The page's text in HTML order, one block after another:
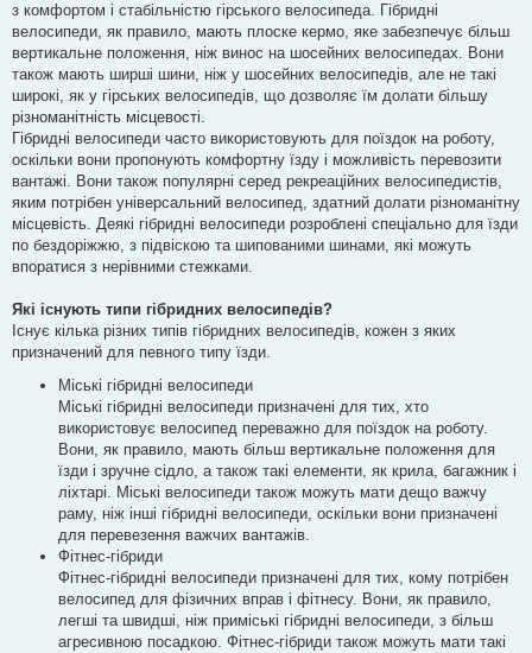
з комфортом і стабільністю гірського велосипеда. Гібридні
велосипеди, як правило, мають плоске кермо, яке забезпечує більш
вертикальне положення, ніж винос на шосейних велосипедах. Вони
також мають ширші шини, ніж у шосейних велосипедів, але не такі
широкі, як у гірських велосипедів, що дозволяє їм долати більшу
різноманітність місцевості.
Гібридні велосипеди часто використовують для поїздок на роботу,
оскільки вони пропонують комфортну їзду і можливість перевозити
вантажі. Вони також популярні серед рекреаційних велосипедистів,
яким потрібен універсальний велосипед, здатний долати різноманітну
місцевість. Деякі гібридні велосипеди розроблені спеціально для їзди
по бездоріжжю, з підвіскою та шипованими шинами, які можуть
впоратися з нерівними стежками.
Які існують типи гібридних велосипедів?
Існує кілька різних типів гібридних велосипедів, кожен з яких
призначений для певного типу їзди.
Міські гібридні велосипеди
Міські гібридні велосипеди призначені для тих, хто
використовує велосипед переважно для поїздок на роботу.
Вони, як правило, мають більш вертикальне положення для
їзди і зручне сідло, а також такі елементи, як крила, багажник і
ліхтарі. Міські велосипеди також можуть мати дещо важчу
раму, ніж інші гібридні велосипеди, оскільки вони призначені
для перевезення важчих вантажів.
Фітнес-гібриди
Фітнес-гібридні велосипеди призначені для тих, кому потрібен
велосипед для фізичних вправ і фітнесу. Вони, як правило,
легші та швидші, ніж приміські гібридні велосипеди, з більш
агресивною посадкою. Фітнес-гібриди також можуть мати такі